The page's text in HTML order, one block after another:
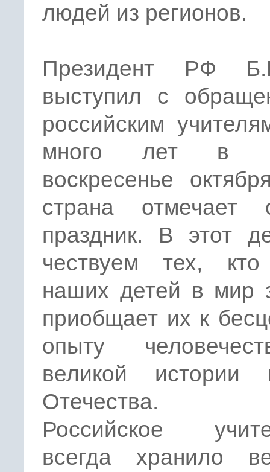
людей из регионов.
Президент РФ
выступил с
российским
много лет в
воскресенье
страна отмечает
праздник. В этот
чествуем тех,
наших детей в мир
приобщает их к
опыту
великой истории
Отечества.
Российское
всегда хранило